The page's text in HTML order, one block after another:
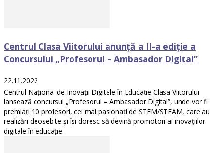
Centrul Clasa Viitorului anunță a II-a ediție a
Concursului „Profesorul – Ambasador Digital”
22.11.2022
Centrul Național de Inovații Digitale în Educație Clasa Viitorului
lansează concursul „Profesorul – Ambasador Digital”, unde vor fi
premiați 10 profesori, cei mai pasionați de STEM/STEAM, care au
realizări deosebite și își doresc să devină promotori ai inovațiilor
digitale în educație.